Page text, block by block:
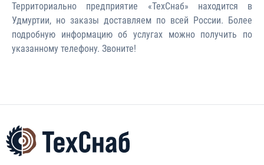
Территориально предприятие «ТехСнаб» находится в
Удмуртии, но заказы доставляем по всей России. Более
подробную информацию об услугах можно получить по
указанному телефону. Звоните!